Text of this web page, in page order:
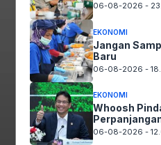
Facebook
Twitter
06-08-2026 -
EKONOMI
Jangan
Baru
06-08-2026 -
EKONOMI
Whoosh
06-08-2026 -